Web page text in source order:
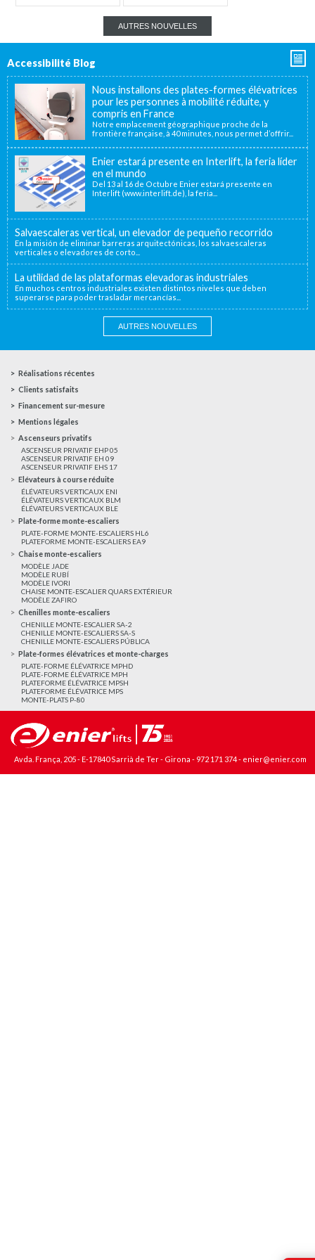
AUTRES NOUVELLES
Accessibilité Blog
Nous installons des plates-formes élévatrices
pour les personnes à mobilité réduite, y
compris en France
Notre emplacement géographique proche de la
frontière française, à 40 minutes, nous permet d’offrir...
Enier estará presente en Interlift, la feria líder
en el mundo
Del 13 al 16 de Octubre Enier estará presente en
Interlift (www.interlift.de), la feria...
Salvaescaleras vertical, un elevador de pequeño recorrido
En la misión de eliminar barreras arquitectónicas, los salvaescaleras
verticales o elevadores de corto...
La utilidad de las plataformas elevadoras industriales
En muchos centros industriales existen distintos niveles que deben
superarse para poder trasladar mercancías...
AUTRES NOUVELLES
Réalisations récentes
Clients satisfaits
Financement sur-mesure
Mentions légales
Ascenseurs privatifs
ASCENSEUR PRIVATIF EHP 05
ASCENSEUR PRIVATIF EH 09
ASCENSEUR PRIVATIF EHS 17
Elévateurs à course réduite
ÉLÉVATEURS VERTICAUX ENI
ÉLÉVATEURS VERTICAUX BLM
ÉLÉVATEURS VERTICAUX BLE
Plate-forme monte-escaliers
PLATE-FORME MONTE-ESCALIERS HL6
PLATEFORME MONTE-ESCALIERS EA9
Chaise monte-escaliers
MODÈLE JADE
MODÈLE RUBÍ
MODÈLE IVORI
CHAISE MONTE-ESCALIER QUARS EXTÉRIEUR
MODÈLE ZAFIRO
Chenilles monte-escaliers
CHENILLE MONTE-ESCALIER SA-2
CHENILLE MONTE-ESCALIERS SA-S
CHENILLE MONTE-ESCALIERS PÚBLICA
Plate-formes élévatrices et monte-charges
PLATE-FORME ÉLÉVATRICE MPHD
PLATE-FORME ÉLÉVATRICE MPH
PLATEFORME ÉLÉVATRICE MPSH
PLATEFORME ÉLÉVATRICE MPS
MONTE-PLATS P-80
Avda. França, 205 - E-17840 Sarrià de Ter - Girona - 972 171 374- enier@enier.com